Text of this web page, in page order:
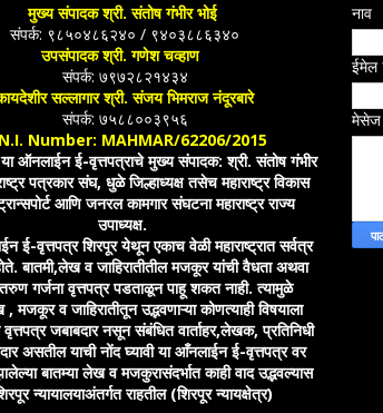
मुख्य संपादक श्री. संतोष गंभीर भोई
संपर्क: ९८५०४८६२४० / ९४०३८८६३४०
उपसंपादक श्री. गणेश चव्हाण
संपर्क: ७९७२८२१४३४
सल्लागार श्री. संजय भिमराज नंदूरबारे
संपर्क: ७५८८००३९५६
Number: MAHMAR/62206/2015
ऑनलाईन ई-वृत्तपत्राचे मुख्य संपादक: श्री. संतोष गंभीर
पत्रकार संघ, धुळे जिल्हाध्यक्ष तसेच महाराष्ट्र विकास
आणि जनरल कामगार संघटना महाराष्ट्र राज्य
उपाध्यक्ष.
ई-वृत्तपत्र शिरपूर येथून एकाच वेळी महाराष्ट्रात सर्वत्र
बातमी,लेख व जाहिरातीतील मजकूर यांची वैधता अथवा
गर्जना वृत्तपत्र पडताळून पाहू शकत नाही. त्यामुळे
मजकूर व जाहिरातीतून उद्भवणाऱ्या कोणत्याही विषयाला
जबाबदार नसून संबंधित वार्ताहर,लेखक, प्रतिनिधी
असतील याची नोंद घ्यावी या आँनलाईन ई-वृत्तपत्र वर
बातम्या लेख व मजकुरासंदर्भात काही वाद उद्भवल्यास
न्यायालयाअंतर्गत राहतील (शिरपूर न्यायक्षेत्र)
नाव
ईमेल
मेसेज